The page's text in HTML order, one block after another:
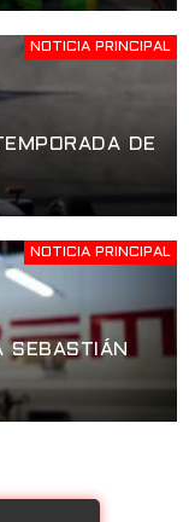
NOTICIA PRINCIPAL
DE
NOTICIA PRINCIPAL
SEBASTIÁN